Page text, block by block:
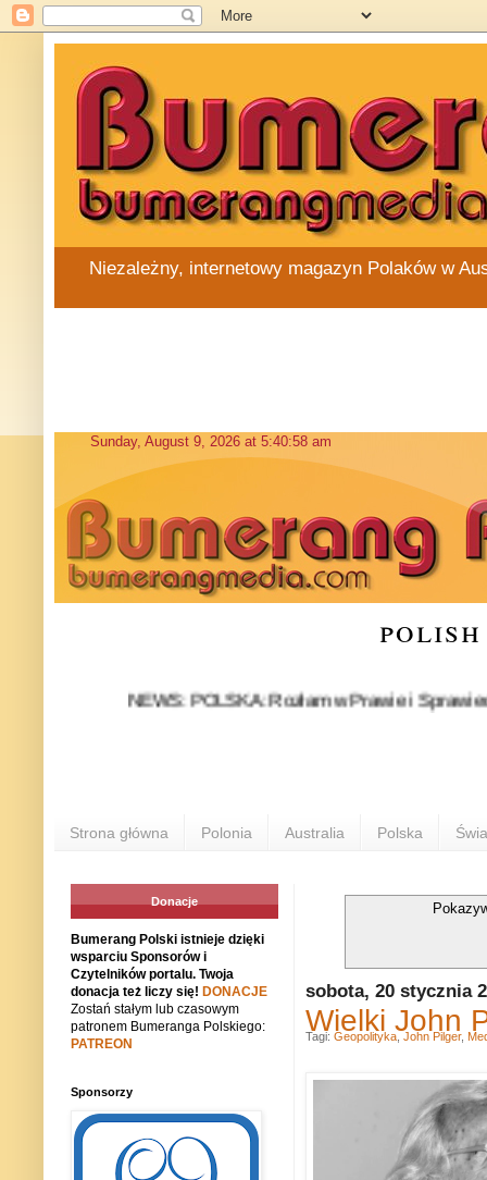
Niezależny, internetowy magazyn Polaków w
NEWS: POLSKA: Rozłam w Prawie i
Strona główna Polonia Australia Polska
sobota, 20 stycznia
Wielki John
Tagi: Geopolityka John Pilger,
Donacje
Bumerang Polski istnieje dzięki
wsparciu Sponsorów i
Czytelników portalu. Twoja
donacja też liczy się! DONACJE
Zostań stałym lub czasowym
patronem Bumeranga Polskiego:
PATREON
Sponsorzy